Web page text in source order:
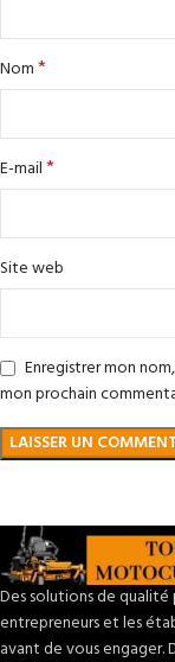
Nom*
E-mail*
Site web
Enregistrer mon
mon prochain
Des solutions de
entrepreneurs et les
avant de vous engager.